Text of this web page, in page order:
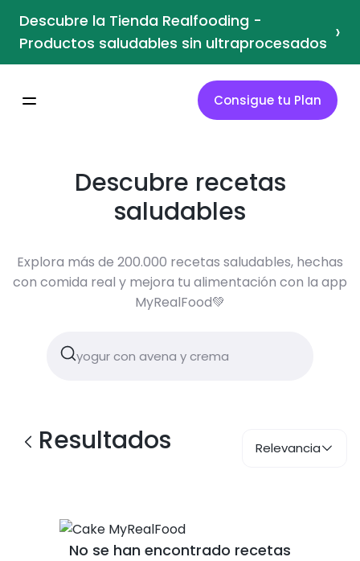
Descubre la Tienda Realfooding -
Productos saludables sin ultraprocesados ›
Consigue tu Plan
Descubre recetas
saludables
Explora más de 200.000 recetas saludables, hechas
con comida real y mejora tu alimentación con la app
MyRealFood💚
Resultados Relevancia
No se han encontrado recetas